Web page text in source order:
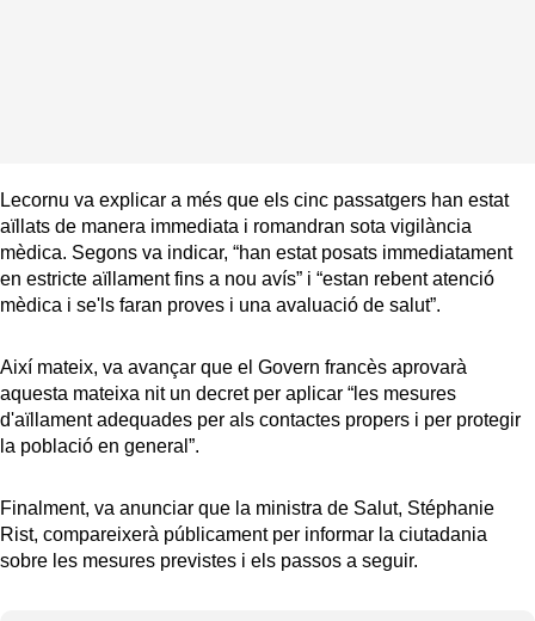
Lecornu va explicar a més que els cinc passatgers han estat
aïllats de manera immediata i romandran sota vigilància
mèdica. Segons va indicar, “han estat posats immediatament
en estricte aïllament fins a nou avís” i “estan rebent atenció
mèdica i se'ls faran proves i una avaluació de salut”.
Així mateix, va avançar que el Govern francès aprovarà
aquesta mateixa nit un decret per aplicar “les mesures
d'aïllament adequades per als contactes propers i per protegir
la població en general”.
Finalment, va anunciar que la ministra de Salut, Stéphanie
Rist, compareixerà públicament per informar la ciutadania
sobre les mesures previstes i els passos a seguir.